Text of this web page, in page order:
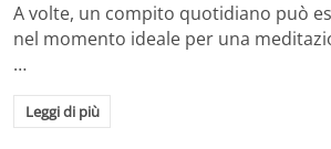
A volte, un compito quotidiano può
nel momento ideale per una
…
Leggi di più